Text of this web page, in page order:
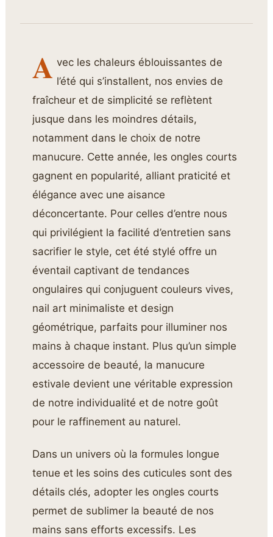
A vec les chaleurs éblouissantes de
l’été qui s’installent, nos envies de
fraîcheur et de simplicité se reflètent
jusque dans les moindres détails,
notamment dans le choix de notre
manucure. Cette année, les ongles courts
gagnent en popularité, alliant praticité et
élégance avec une aisance
déconcertante. Pour celles d’entre nous
qui privilégient la facilité d’entretien sans
sacrifier le style, cet été stylé offre un
éventail captivant de tendances
ongulaires qui conjuguent couleurs vives,
nail art minimaliste et design
géométrique, parfaits pour illuminer nos
mains à chaque instant. Plus qu’un simple
accessoire de beauté, la manucure
estivale devient une véritable expression
de notre individualité et de notre goût
pour le raffinement au naturel.
Dans un univers où la formules longue
tenue et les soins des cuticules sont des
détails clés, adopter les ongles courts
permet de sublimer la beauté de nos
mains sans efforts excessifs. Les